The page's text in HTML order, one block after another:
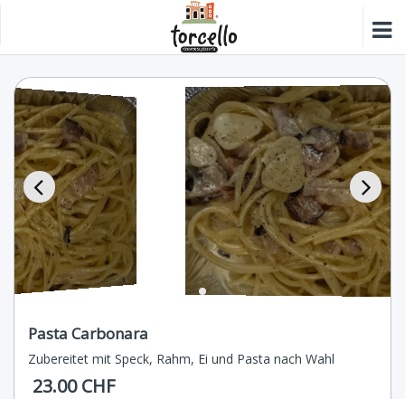
Pasta Carbonara
Zubereitet mit Speck, Rahm, Ei und Pasta nach Wahl
23.00 CHF